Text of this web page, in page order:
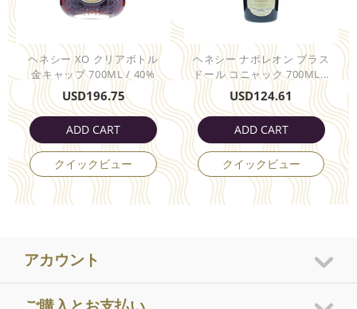
ヘネシー XO クリアボトル
金キャップ 700ML / 40%
USD196.75
ADD CART
クイックビュー
ヘネシー ナポレオン ブラス
ドール コニャック 700ML...
USD124.61
ADD CART
クイックビュー
アカウント